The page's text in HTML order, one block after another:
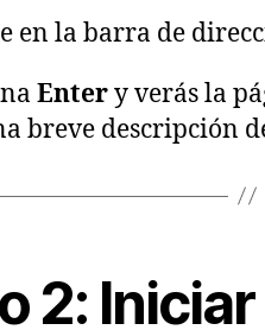
en la barra de
Entery verás la
breve descripción
2: